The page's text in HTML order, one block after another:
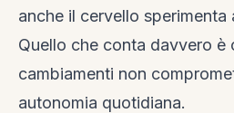
anche il cervello sperimenta
Quello che conta davvero è
cambiamenti non
autonomia quotidiana.